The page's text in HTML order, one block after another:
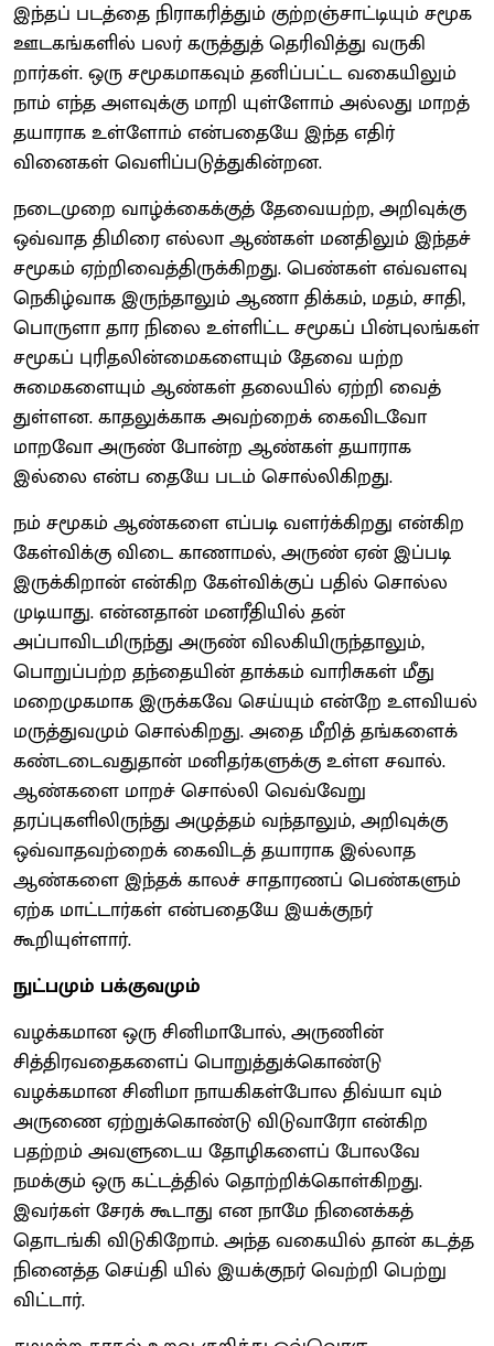
இந்தப் படத்தை நிராகரித்தும் குற்றஞ்சாட்டியும் சமூக
ஊடகங்களில் பலர் கருத்துத் தெரிவித்து வருகி
றார்கள். ஒரு சமூகமாகவும் தனிப்பட்ட வகையிலும்
நாம் எந்த அளவுக்கு மாறி யுள்ளோம் அல்லது மாறத்
தயாராக உள்ளோம் என்பதையே இந்த எதிர்
வினைகள் வெளிப்படுத்துகின்றன.
நடைமுறை வாழ்க்கைக்குத் தேவையற்ற, அறிவுக்கு
ஒவ்வாத திமிரை எல்லா ஆண்கள் மனதிலும் இந்தச்
சமூகம் ஏற்றிவைத்திருக்கிறது. பெண்கள் எவ்வளவு
நெகிழ்வாக இருந்தாலும் ஆணா திக்கம், மதம், சாதி,
பொருளா தார நிலை உள்ளிட்ட சமூகப் பின்புலங்கள்
சமூகப் புரிதலின்மைகளையும் தேவை யற்ற
சுமைகளையும் ஆண்கள் தலையில் ஏற்றி வைத்
துள்ளன. காதலுக்காக அவற்றைக் கைவிடவோ
மாறவோ அருண் போன்ற ஆண்கள் தயாராக
இல்லை என்ப தையே படம் சொல்லிகிறது.
நம் சமூகம் ஆண்களை எப்படி வளர்க்கிறது என்கிற
கேள்விக்கு விடை காணாமல், அருண் ஏன் இப்படி
இருக்கிறான் என்கிற கேள்விக்குப் பதில் சொல்ல
முடியாது. என்னதான் மனரீதியில் தன்
அப்பாவிடமிருந்து அருண் விலகியிருந்தாலும்,
பொறுப்பற்ற தந்தையின் தாக்கம் வாரிசுகள் மீது
மறைமுகமாக இருக்கவே செய்யும் என்றே உளவியல்
மருத்துவமும் சொல்கிறது. அதை மீறித் தங்களைக்
கண்டடைவதுதான் மனிதர்களுக்கு உள்ள சவால்.
ஆண்களை மாறச் சொல்லி வெவ்வேறு
தரப்புகளிலிருந்து அழுத்தம் வந்தாலும், அறிவுக்கு
ஒவ்வாதவற்றைக் கைவிடத் தயாராக இல்லாத
ஆண்களை இந்தக் காலச் சாதாரணப் பெண்களும்
ஏற்க மாட்டார்கள் என்பதையே இயக்குநர்
கூறியுள்ளார்.
நுட்பமும் பக்குவமும்
வழக்கமான ஒரு சினிமாபோல், அருணின்
சித்திரவதைகளைப் பொறுத்துக்கொண்டு
வழக்கமான சினிமா நாயகிகள்போல திவ்யா வும்
அருணை ஏற்றுக்கொண்டு விடுவாரோ என்கிற
பதற்றம் அவளுடைய தோழிகளைப் போலவே
நமக்கும் ஒரு கட்டத்தில் தொற்றிக்கொள்கிறது.
இவர்கள் சேரக் கூடாது என நாமே நினைக்கத்
தொடங்கி விடுகிறோம். அந்த வகையில் தான் கடத்த
நினைத்த செய்தி யில் இயக்குநர் வெற்றி பெற்று
விட்டார்.